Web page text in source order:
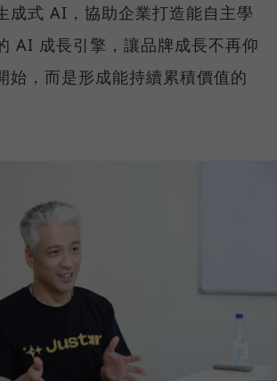
成式 AI，協助企業打造能自主學
AI 成長引擎，讓品牌成長不再仰
始，而是形成能持續累積價值的